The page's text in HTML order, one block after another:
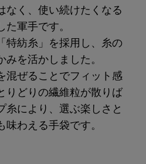
なく、使い続けたくなる
軍手です。
特紡糸」を採用し、糸の
みを活かしました。
混ぜることでフィット感
りどりの繊維粒が散りば
糸により、選ぶ楽しさと
わえる手袋です。